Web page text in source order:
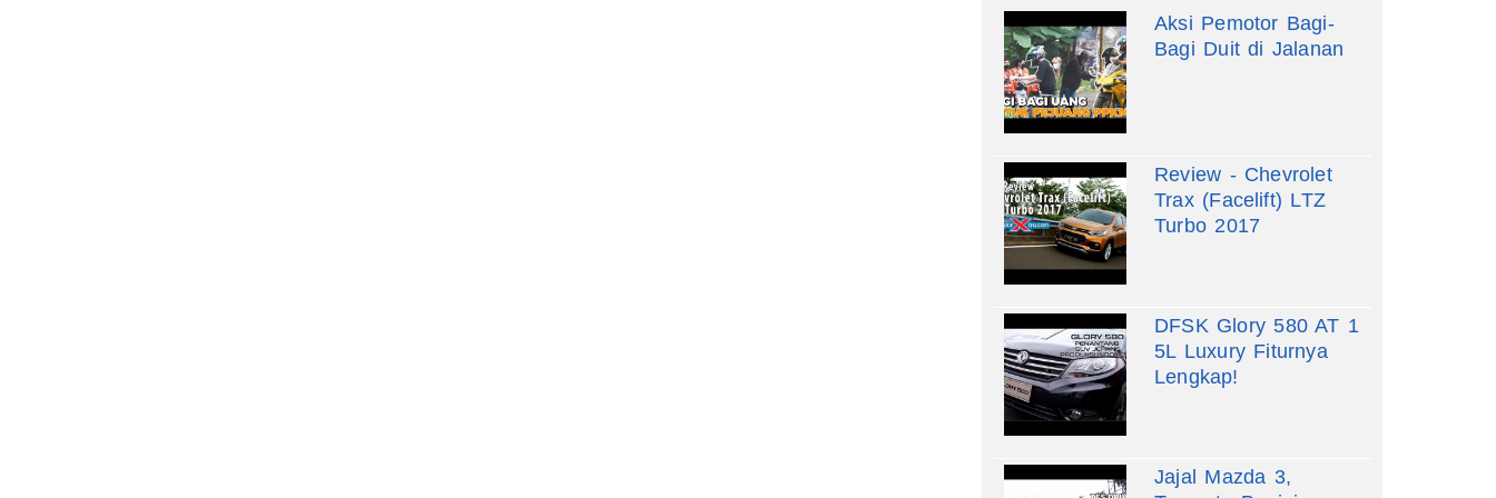
Aksi Pemotor Bagi-
Bagi Duit di Jalanan
Review - Chevrolet
Trax (Facelift) LTZ
Turbo 2017
DFSK Glory 580 AT 1
5L Luxury Fiturnya
Lengkap!
Jajal Mazda 3,